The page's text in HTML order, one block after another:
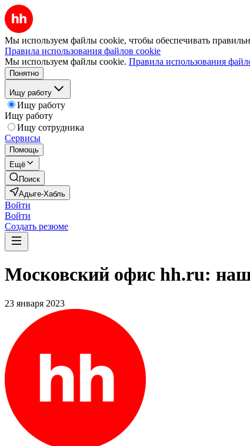
Мы используем файлы cookie, чтобы обеспечивать
Правила использования файлов cookie
Мы используем файлы cookie. Правила использования
Понятно
Ищу работу
Ищу работу
Ищу работу
Ищу сотрудника
Сервисы
Помощь
Ещё
Поиск
Адыге-Хабль
Войти
Войти
Создать резюме
Московский офис hh.ru:
23 января 2023